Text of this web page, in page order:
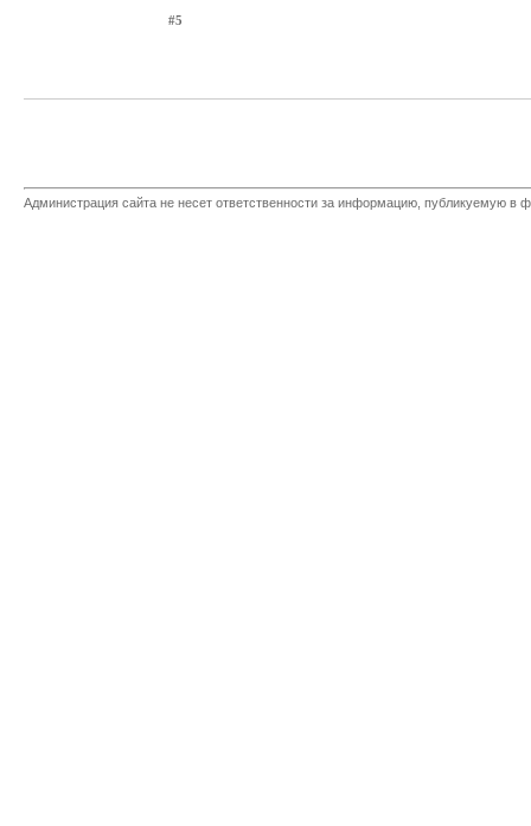
#5
Администрация сайта не несет ответственности за информацию, публикуемую